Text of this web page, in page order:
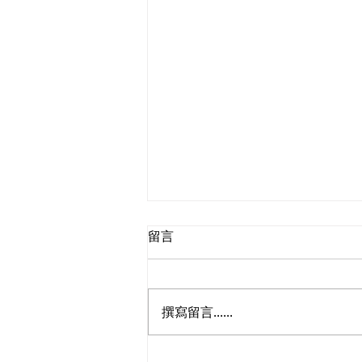
留言
撰寫留言......